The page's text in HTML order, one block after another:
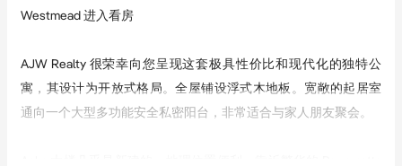
Westmead 进入看房
AJW Realty 很荣幸向您呈现这套极具性价比和现代化的独特公
寓，其设计为开放式格局。全屋铺设浮式木地板。宽敞的起居室
通向一个大型多功能安全私密阳台，非常适合与家人朋友聚会。